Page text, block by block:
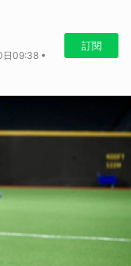
日09:38 •
訂閱